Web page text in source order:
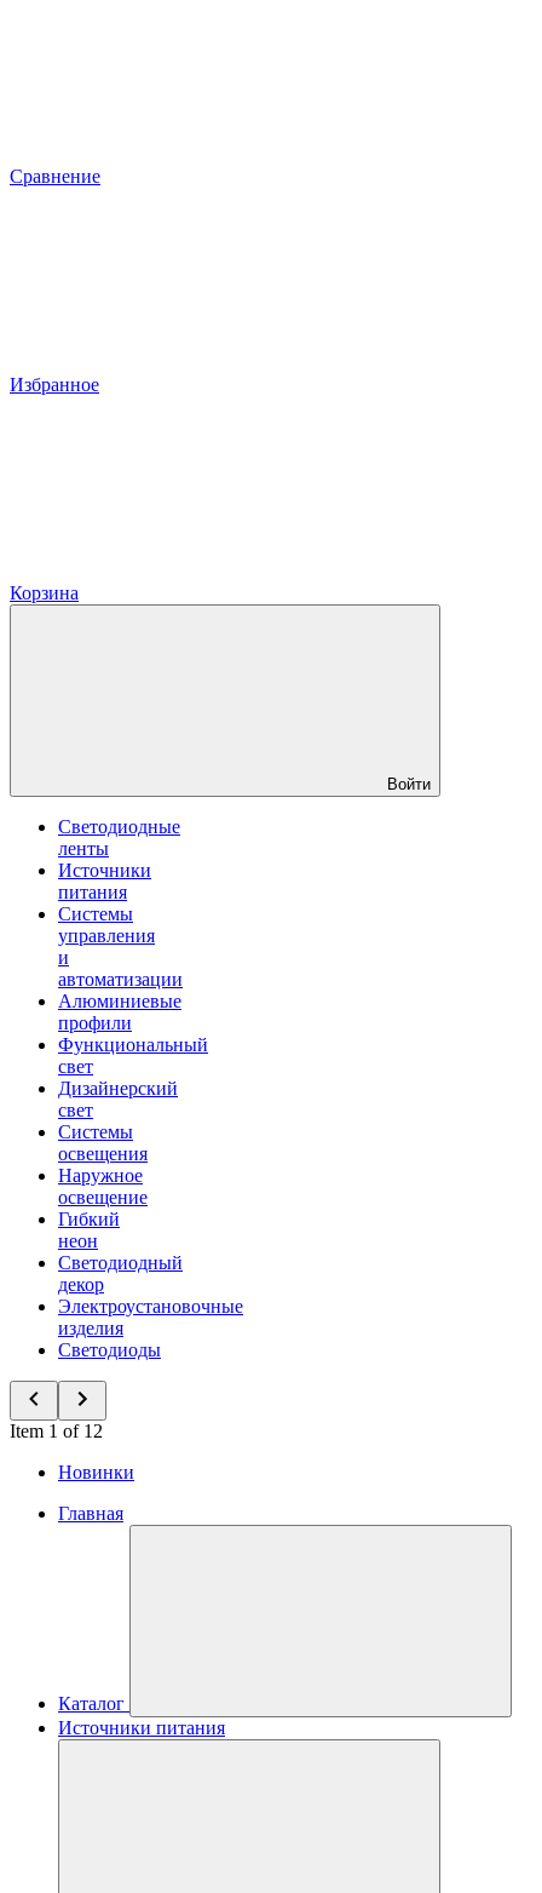
Сравнение
Избранное
Корзина
Войти
Светодиодные
ленты
Источники
питания
Системы
управления
и
автоматизации
Алюминиевые
профили
Функциональный
свет
Дизайнерский
свет
Системы
освещения
Наружное
освещение
Гибкий
неон
Светодиодный
декор
Электроустановочные
изделия
Светодиоды
Item 1 of 12
Новинки
Главная
Каталог
Источники питания